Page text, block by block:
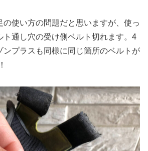
の使い方の問題だと思いますが、使っ
ト通し穴の受け側ベルト切れます。4
ンプラスも同様に同じ箇所のベルトが